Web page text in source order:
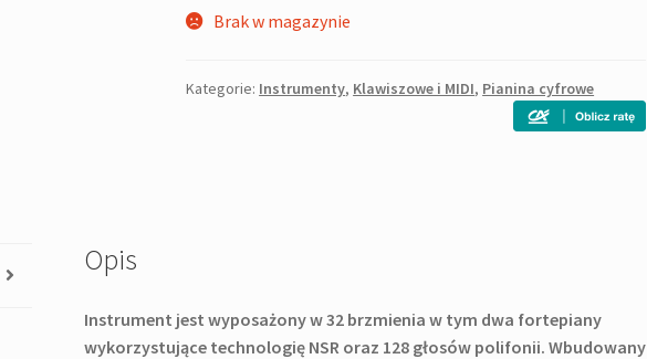
Brak w magazynie
Kategorie: Instrumenty, Klawiszowe i MIDI, Pianina cyfrowe
Opis
Instrument jest wyposażony w 32 brzmienia w tym dwa fortepiany
wykorzystujące technologię NSR oraz 128 głosów polifonii. Wbudowany